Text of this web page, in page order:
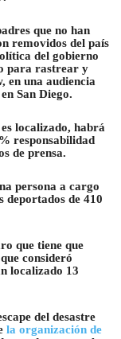
que no han
removidos del país
del gobierno
para rastrear y
en una audiencia
San Diego.
localizado, habrá
responsabilidad
de prensa.
persona a cargo
deportados de 410
que tiene que
consideró
localizado 13
del desastre
la organización de